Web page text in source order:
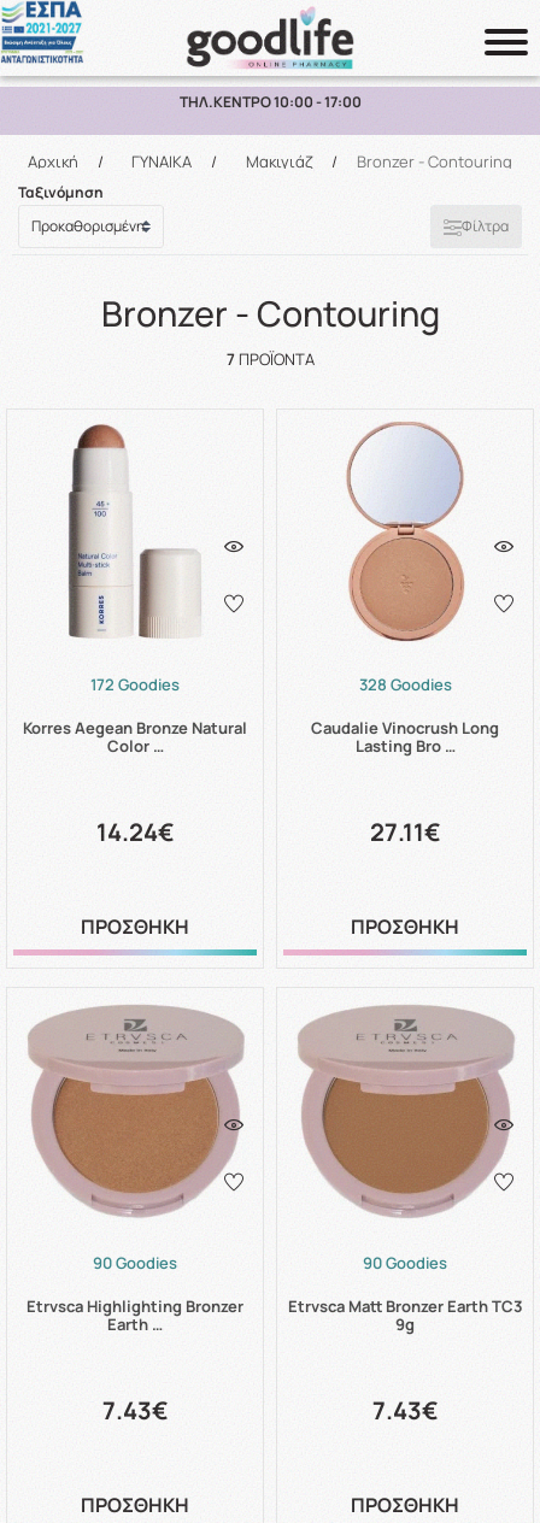
Αναζήτηση
ΠΑΡΑΛΑΒΗ ΑΠΟ ΤΟ ΚΑΤΑΣΤΗΜΑ ΑΝΩ ΤΩΝ 10€
Αρχική / ΓΥΝΑΙΚΑ / Μακιγιάζ / Bronzer - Contouring
Ταξινόμηση
Φίλτρα
Bronzer - Contouring
7ΠΡΟΪΌΝΤΑ
172 Goodies
Korres Aegean Bronze Natural
Color …
14.24€
ΠΡΟΣΘΗΚΗ
328 Goodies
Caudalie Vinocrush Long
Lasting Bro …
27.11€
ΠΡΟΣΘΗΚΗ
90 Goodies
Etrvsca Highlighting Bronzer
Earth …
7.43€
ΠΡΟΣΘΗΚΗ
90 Goodies
Etrvsca Matt Bronzer Earth TC3
9g
7.43€
ΠΡΟΣΘΗΚΗ